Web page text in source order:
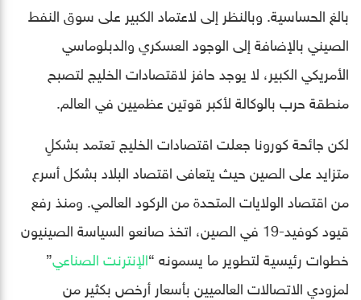
بالغ الحساسية. وبالنظر إلى لاعتماد الكبير على سوق النفط
الصيني بالإضافة إلى الوجود العسكري والدبلوماسي
الأمريكي الكبير، لا يوجد حافز لاقتصادات الخليج لتصبح
منطقة حرب بالوكالة لأكبر قوتين عظميين في العالم.
لكن جائحة كورونا جعلت اقتصادات الخليج تعتمد بشكلٍ
متزايد على الصين حيث يتعافى اقتصاد البلاد بشكل أسرع
من اقتصاد الولايات المتحدة من الركود العالمي. ومنذ رفع
قيود كوفيد-19 في الصين، اتخذ صانعو السياسة الصينيون
خطوات رئيسية لتطوير ما يسمونه “الإنترنت الصناعي”
لمزودي الاتصالات العالميين بأسعار أرخص بكثير من